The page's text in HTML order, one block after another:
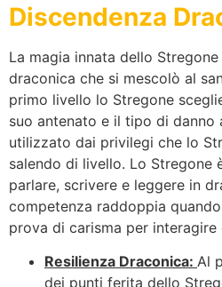
Discendenza
La magia innata dello
draconica che si mescolò al
primo livello lo Stregone
suo antenato e il tipo di danno
utilizzato dai privilegi che lo
salendo di livello. Lo Stregone
parlare, scrivere e leggere in
competenza raddoppia
prova di carisma per interagire
Resilienza Draconica: Al
dei punti ferita dello